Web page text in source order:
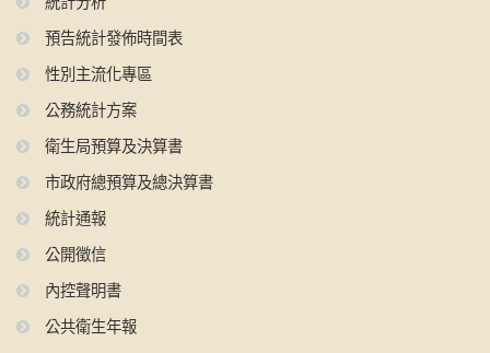
預告統計發佈時間表
性別主流化專區
公務統計方案
衛生局預算及決算書
市政府總預算及總決算書
統計通報
公開徵信
內控聲明書
公共衛生年報